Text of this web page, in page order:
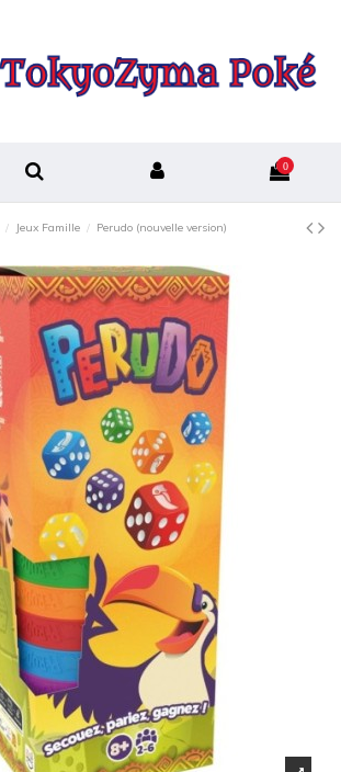
0
Jeux Famille Perudo (nouvelle version)